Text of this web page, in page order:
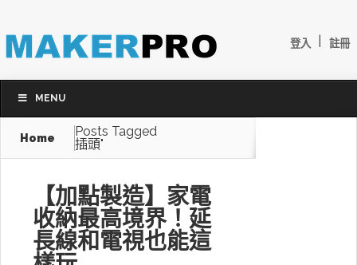
登入 註冊
MENU
Home
Posts Tagged
插頭"
【加點製造】家電
收納最高境界！延
長線和電視也能這